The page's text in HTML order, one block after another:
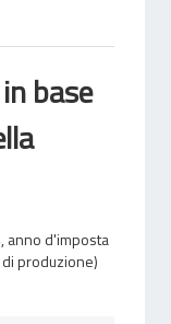
base
anno d'imposta
produzione)